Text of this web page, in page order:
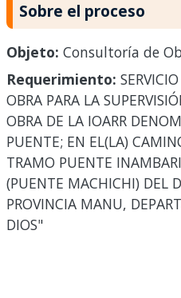
Sobre el proceso
Objeto: Consultoría de
Requerimiento:
OBRA PARA LA
OBRA DE LA IOARR
PUENTE; EN EL(LA)
TRAMO PUENTE
(PUENTE MACHICHI) DEL
PROVINCIA MANU,
DIOS"